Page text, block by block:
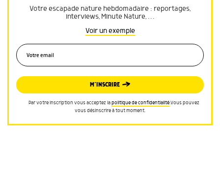
Votre escapade nature hebdomadaire : reportages,
interviews, Minute Nature, …
Voir un exemple
M’INSCRIRE
Par votre inscription vous acceptez lapolitique de confidentialité.Vous pouvez
vous désinscrire à tout moment.